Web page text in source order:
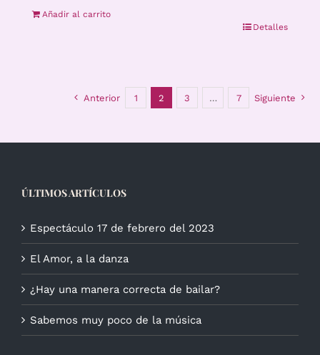
Añadir al carrito
Detalles
Anterior 1 2 3 … 7 Siguiente
ÚLTIMOS ARTÍCULOS
Espectáculo 17 de febrero del 2023
El Amor, a la danza
¿Hay una manera correcta de bailar?
Sabemos muy poco de la música